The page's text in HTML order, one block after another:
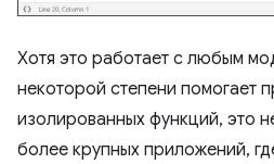
Хотя это работает с любым
некоторой степени помогает
изолированных функций, это
более крупных приложений,